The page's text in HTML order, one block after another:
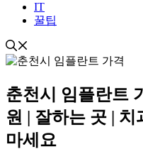
IT
꿀팁
춘천시 임플란트
원 | 잘하는 곳 | 치
마세요